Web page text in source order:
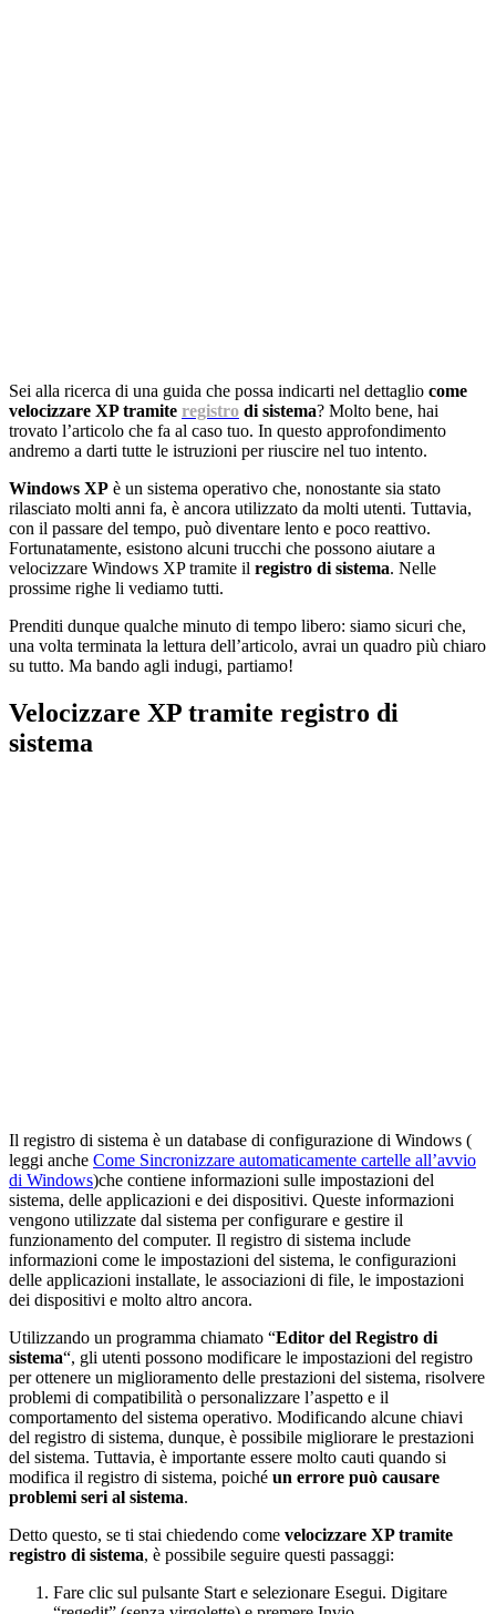
Sei alla ricerca di una guida che possa indicarti nel dettaglio come
velocizzare XP tramite registro di sistema? Molto bene, hai
trovato l’articolo che fa al caso tuo. In questo approfondimento
andremo a darti tutte le istruzioni per riuscire nel tuo intento.
Windows XP è un sistema operativo che, nonostante sia stato
rilasciato molti anni fa, è ancora utilizzato da molti utenti. Tuttavia,
con il passare del tempo, può diventare lento e poco reattivo.
Fortunatamente, esistono alcuni trucchi che possono aiutare a
velocizzare Windows XP tramite il registro di sistema. Nelle
prossime righe li vediamo tutti.
Prenditi dunque qualche minuto di tempo libero: siamo sicuri che,
una volta terminata la lettura dell’articolo, avrai un quadro più chiaro
su tutto. Ma bando agli indugi, partiamo!
Velocizzare XP tramite registro di
sistema
Il registro di sistema è un database di configurazione di Windows (
leggi anche Come Sincronizzare automaticamente cartelle all’avvio
di Windows)che contiene informazioni sulle impostazioni del
sistema, delle applicazioni e dei dispositivi. Queste informazioni
vengono utilizzate dal sistema per configurare e gestire il
funzionamento del computer. Il registro di sistema include
informazioni come le impostazioni del sistema, le configurazioni
delle applicazioni installate, le associazioni di file, le impostazioni
dei dispositivi e molto altro ancora.
Utilizzando un programma chiamato “Editor del Registro di
sistema“, gli utenti possono modificare le impostazioni del registro
per ottenere un miglioramento delle prestazioni del sistema, risolvere
problemi di compatibilità o personalizzare l’aspetto e il
comportamento del sistema operativo. Modificando alcune chiavi
del registro di sistema, dunque, è possibile migliorare le prestazioni
del sistema. Tuttavia, è importante essere molto cauti quando si
modifica il registro di sistema, poiché un errore può causare
problemi seri al sistema.
Detto questo, se ti stai chiedendo come velocizzare XP tramite
registro di sistema, è possibile seguire questi passaggi:
Fare clic sul pulsante Start e selezionare Esegui. Digitare